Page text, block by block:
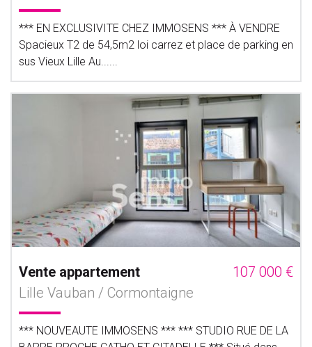
*** EN EXCLUSIVITE CHEZ IMMOSENS *** À VENDRE
Spacieux T2 de 54,5m2 loi carrez et place de parking en
sus Vieux Lille Au......
Vente appartement
107 000 €
Lille Vauban / Cormontaigne
*** NOUVEAUTE IMMOSENS *** *** STUDIO RUE DE LA